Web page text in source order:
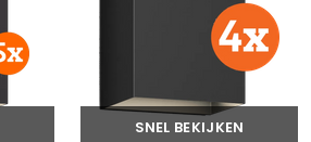
SNEL BEKIJKEN